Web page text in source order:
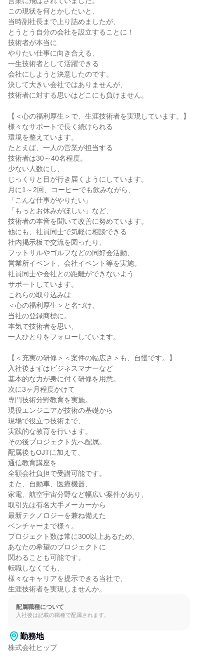
この現状を何とかしたいと、
当時副社長まで上り詰めましたが、
とうとう自分の会社を設立することに！
技術者が本当に
やりたい仕事に向き合える、
一生技術者として活躍できる
会社にしようと決意したのです。
決して大きい会社ではありませんが、
技術者に対する思いはどこにも負けません。
【＜心の福利厚生＞で、生涯技術者を実現しています。】
様々なサポートで長く続けられる
環境を整えています。
たとえば、一人の営業が担当する
技術者は30～40名程度。
少ない人数にし、
じっくりと目が行き届くようにしています。
月に1～2回、コーヒーでも飲みながら、
「こんな仕事がやりたい」
「もっとお休みがほしい」など、
技術者の本音を聞いて改善に努めています。
他にも、社員同士で気軽に相談できる
社内掲示板で交流を図ったり、
フットサルやゴルフなどの同好会活動、
営業所イベント、会社イベント等を実施。
社員同士や会社との距離ができないよう
サポートしています。
これらの取り込みは
＜心の福利厚生＞と名づけ、
当社の登録商標に。
本気で技術者を思い、
一人ひとりをフォローしています。
【＜充実の研修＞＜案件の幅広さ＞も、自慢です。】
入社後まずはビジネスマナーなど
基本的な力が身に付く研修を用意。
次に3ヶ月程度かけて
専門技術分野教育を実施。
現役エンジニアが技術の基礎から
現場で役立つ技術まで、
実践的な教育を行います。
その後プロジェクト先へ配属。
配属後もOJTに加えて、
通信教育講座を
全額会社負担で受講可能です。
また、自動車、医療機器、
家電、航空宇宙分野など幅広い案件があり、
取引先は有名大手メーカーから
最新テクノロジーを兼ね備えた
ベンチャーまで様々。
プロジェクト数は常に300以上あるため、
あなたの希望のプロジェクトに
関わることも可能です。
転職しなくても、
様々なキャリアを提示できる当社で、
生涯技術者を実現しませんか。
配属職種について
入社後は記載の職種で配属されます。
勤務地
株式会社ヒップ